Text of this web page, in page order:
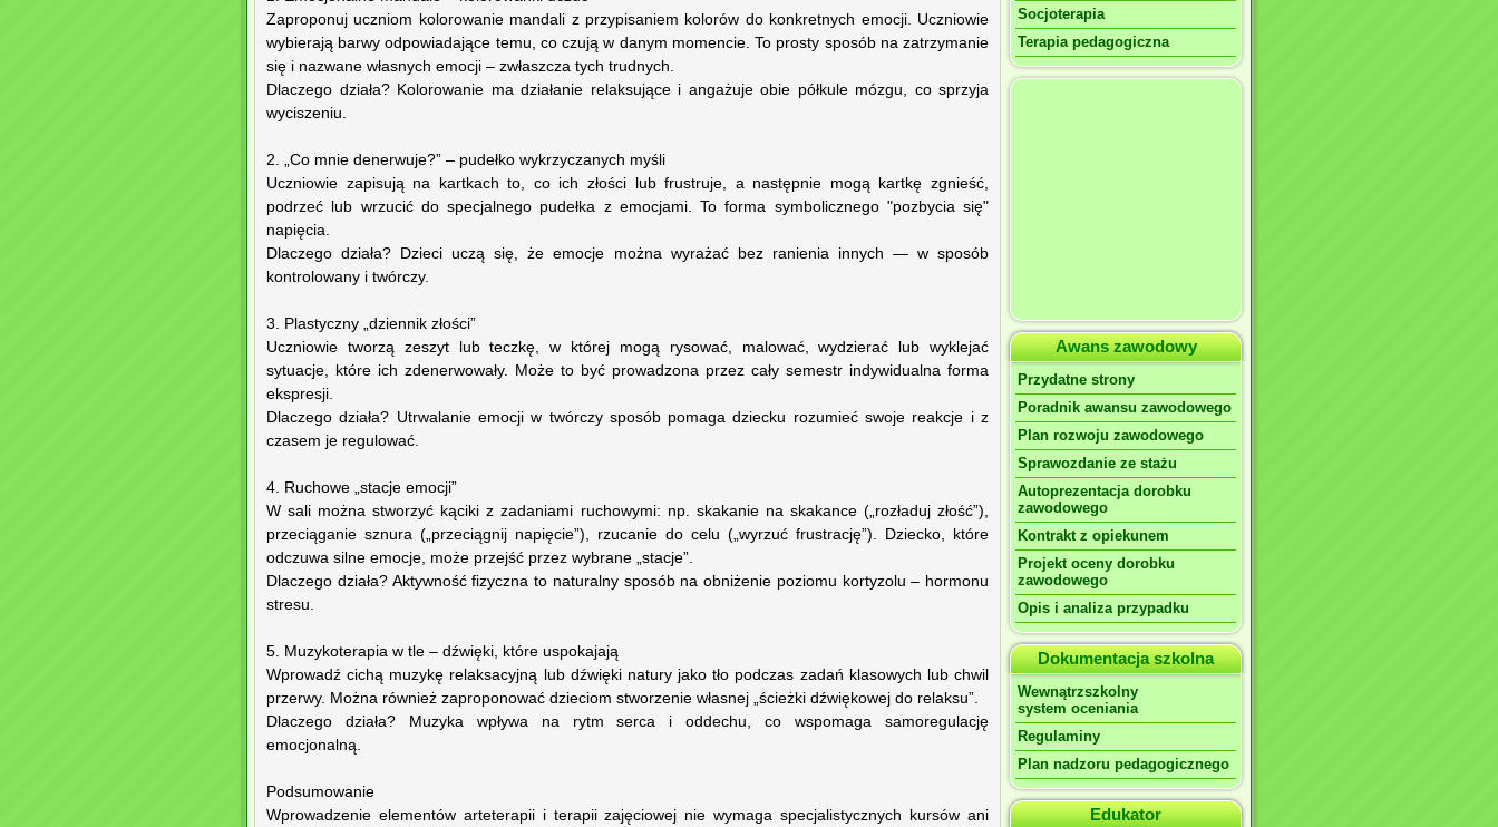
Zaproponuj uczniom kolorowanie mandali z przypisaniem kolorów do konkretnych emocji. Uczniowie
wybierają barwy odpowiadające temu, co czują w danym momencie. To prosty sposób na zatrzymanie
się i nazwane własnych emocji – zwłaszcza tych trudnych.
Dlaczego działa? Kolorowanie ma działanie relaksujące i angażuje obie półkule mózgu, co sprzyja
wyciszeniu.
2. „Co mnie denerwuje?” – pudełko wykrzyczanych myśli
Uczniowie zapisują na kartkach to, co ich złości lub frustruje, a następnie mogą kartkę zgnieść,
podrzeć lub wrzucić do specjalnego pudełka z emocjami. To forma symbolicznego "pozbycia się"
napięcia.
Dlaczego działa? Dzieci uczą się, że emocje można wyrażać bez ranienia innych — w sposób
kontrolowany i twórczy.
3. Plastyczny „dziennik złości”
Uczniowie tworzą zeszyt lub teczkę, w której mogą rysować, malować, wydzierać lub wyklejać
sytuacje, które ich zdenerwowały. Może to być prowadzona przez cały semestr indywidualna forma
ekspresji.
Dlaczego działa? Utrwalanie emocji w twórczy sposób pomaga dziecku rozumieć swoje reakcje i z
czasem je regulować.
4. Ruchowe „stacje emocji”
W sali można stworzyć kąciki z zadaniami ruchowymi: np. skakanie na skakance („rozładuj złość”),
przeciąganie sznura („przeciągnij napięcie”), rzucanie do celu („wyrzuć frustrację”). Dziecko, które
odczuwa silne emocje, może przejść przez wybrane „stacje”.
Dlaczego działa? Aktywność fizyczna to naturalny sposób na obniżenie poziomu kortyzolu – hormonu
stresu.
5. Muzykoterapia w tle – dźwięki, które uspokajają
Wprowadź cichą muzykę relaksacyjną lub dźwięki natury jako tło podczas zadań klasowych lub chwil
przerwy. Można również zaproponować dzieciom stworzenie własnej „ścieżki dźwiękowej do relaksu”.
Dlaczego działa? Muzyka wpływa na rytm serca i oddechu, co wspomaga samoregulację
emocjonalną.
Podsumowanie
Wprowadzenie elementów arteterapii i terapii zajęciowej nie wymaga specjalistycznych kursów ani
Socjoterapia
Terapia pedagogiczna
Awans zawodowy
Przydatne strony
Poradnik awansu zawodowego
Plan rozwoju zawodowego
Sprawozdanie ze stażu
Autoprezentacja dorobku
zawodowego
Kontrakt z opiekunem
Projekt oceny dorobku
zawodowego
Opis i analiza przypadku
Dokumentacja szkolna
Wewnątrzszkolny
system oceniania
Regulaminy
Plan nadzoru pedagogicznego
Edukator